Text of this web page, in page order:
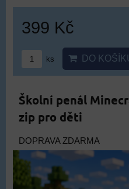
399 Kč
ks DO
Školní penál
zip pro děti
DOPRAVA ZDARMA